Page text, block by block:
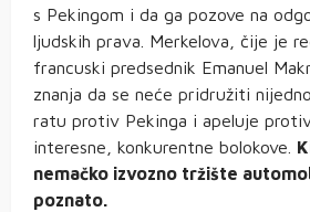
s Pekingom i da ga pozove na
ljudskih prava. Merkelova, čije je
francuski predsednik Emanuel
znanja da se neće pridružiti
ratu protiv Pekinga i apeluje
interesne, konkurentne bolokove.
nemačko izvozno tržište
poznato.